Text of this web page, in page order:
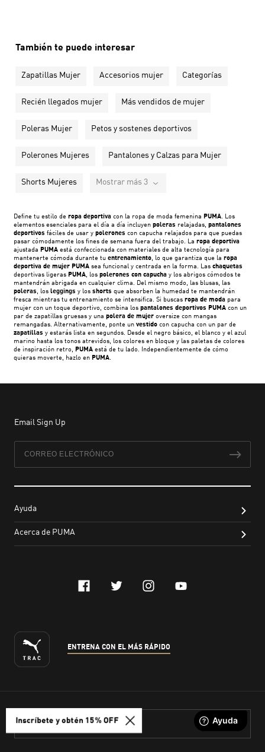
También te puede interesar
Zapatillas Mujer Accesorios mujer Categorías
Recién llegados mujer Más vendidos de mujer
Poleras Mujer Petos y sostenes deportivos
Polerones Mujeres Pantalones y Calzas para Mujer
Shorts Mujeres Mostrar más 3
Define tu estilo de ropa deportiva con la ropa de moda femenina PUMA. Los
elementos esenciales para el día a día incluyen poleras relajadas, pantalones
deportivos fáciles de usar y polerones con capucha relajados para que puedas
pasar cómodamente los fines de semana fuera del trabajo. La ropa deportiva
ajustada PUMA está confeccionada con materiales de alta tecnología para
mantenerte cómoda durante tu entrenamiento, lo que garantiza que la ropa
deportiva de mujer PUMA sea funcional y centrada en la forma. Las chaquetas
deportivas ligeras PUMA, los polerones con capucha y los abrigos cómodos te
mantendrán abrigada en cualquier clima. Del mismo modo, las blusas, las
poleras, los leggings y los shorts que absorben la humedad te mantendrán
fresca mientras tu entrenamiento se intensifica. Si buscas ropa de moda para
mujer con un toque deportivo, combina los pantalones deportivos PUMA con un
par de zapatillas gruesas y una polera de mujer oversize con mangas
remangadas. Alternativamente, ponte un vestido con capucha con un par de
zapatillas y estarás lista en segundos. Desde el negro básico, el blanco y el azul
marino hasta los tonos atrevidos, los colores en bloque y las paletas de colores
de inspiración retro, PUMA está de tu lado. Independientemente de cómo
quieras moverte, hazlo en PUMA.
Inscríbete y obtén 15% OFF